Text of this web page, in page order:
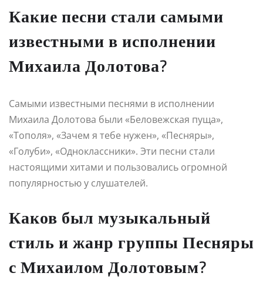
Какие песни стали самыми
известными в исполнении
Михаила Долотова?
Самыми известными песнями в исполнении
Михаила Долотова были «Беловежская пуща»,
«Тополя», «Зачем я тебе нужен», «Песняры»,
«Голуби», «Одноклассники». Эти песни стали
настоящими хитами и пользовались огромной
популярностью у слушателей.
Каков был музыкальный
стиль и жанр группы Песняры
с Михаилом Долотовым?